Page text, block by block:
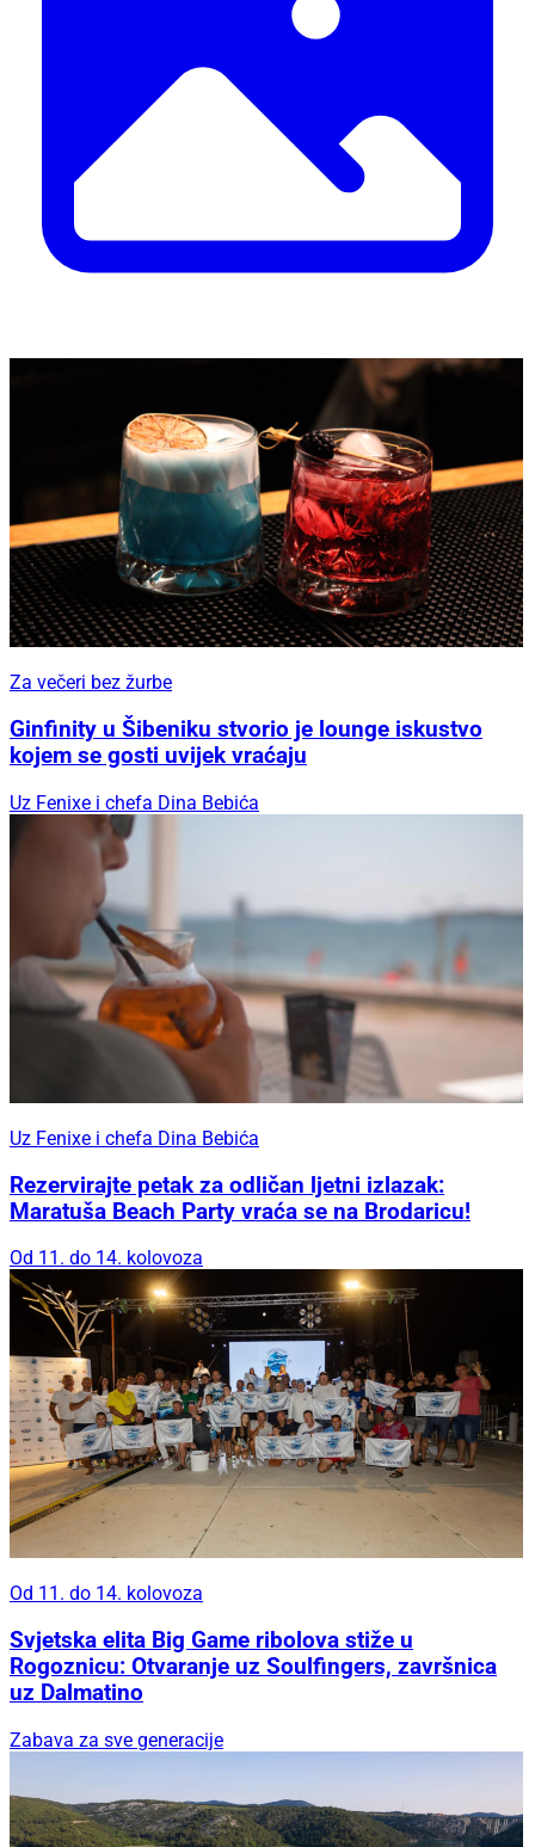
Za večeri bez žurbe
Ginfinity u Šibeniku stvorio je lounge iskustvo
kojem se gosti uvijek vraćaju
Uz Fenixe i chefa Dina Bebića
Uz Fenixe i chefa Dina Bebića
Rezervirajte petak za odličan ljetni izlazak:
Maratuša Beach Party vraća se na Brodaricu!
Od 11. do 14. kolovoza
Od 11. do 14. kolovoza
Svjetska elita Big Game ribolova stiže u
Rogoznicu: Otvaranje uz Soulfingers, završnica
uz Dalmatino
Zabava za sve generacije